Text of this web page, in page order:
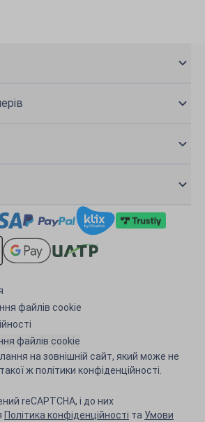
файлів cookie
файлів cookie
на зовнішній сайт, який може не
ж політики конфіденційності.
reCAPTCHA, і до них
Політика конфіденційності та Умови